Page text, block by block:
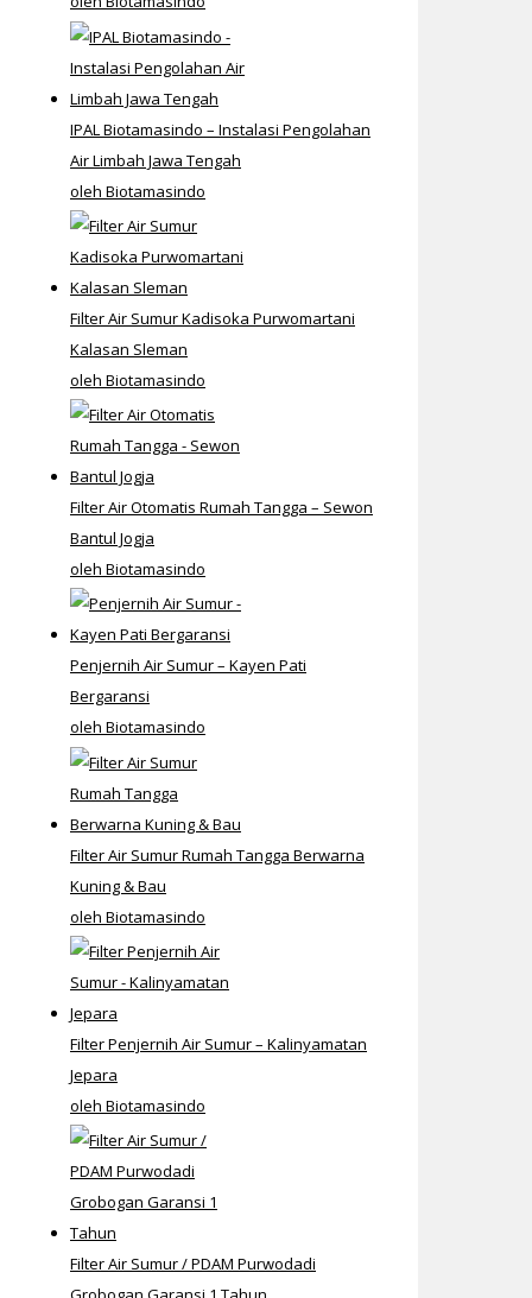
IPAL Biotamasindo – Instalasi Pengolahan
Air Limbah Jawa Tengah
oleh Biotamasindo
Filter Air Sumur Kadisoka Purwomartani
Kalasan Sleman
oleh Biotamasindo
Filter Air Otomatis Rumah Tangga – Sewon
Bantul Jogja
oleh Biotamasindo
Penjernih Air Sumur – Kayen Pati
Bergaransi
oleh Biotamasindo
Filter Air Sumur Rumah Tangga Berwarna
Kuning & Bau
oleh Biotamasindo
Filter Penjernih Air Sumur – Kalinyamatan
Jepara
oleh Biotamasindo
Filter Air Sumur / PDAM Purwodadi